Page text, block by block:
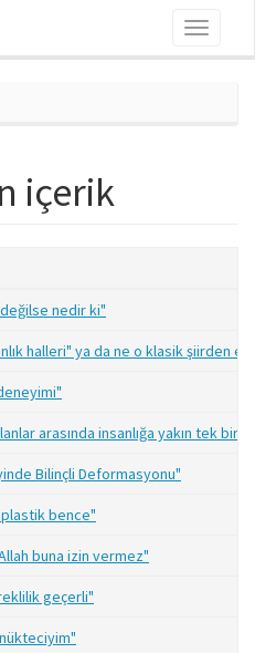
Toggle
içerik
nedir ki"
halleri" ya da ne o klasik şiirden
arasında insanlığa yakın tek bir
Bilinçli Deformasyonu"
plastik bence"
buna izin vermez"
geçerli"